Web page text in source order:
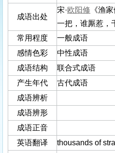
成语出处
宋·欧阳修 《渔
一把，谁厮惹，
常用程度
一般成语
感情色彩
中性成语
成语结构
联合式成语
产生年代
古代成语
成语辨析
成语辨形
成语正音
英语翻译
thousands of